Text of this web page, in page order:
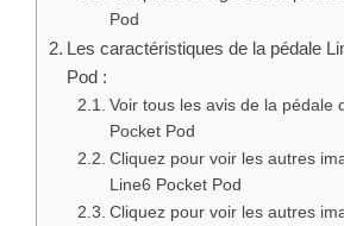
Pod
Les caractéristiques de la pédale
Pod :
Voir tous les avis de la pédale
Pocket Pod
Cliquez pour voir les autres
Line6 Pocket Pod
Cliquez pour voir les autres